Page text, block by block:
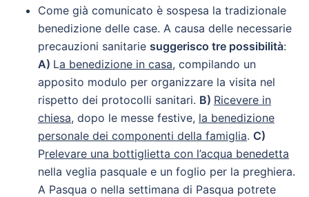
Come già comunicato è sospesa la tradizionale
benedizione delle case. A causa delle necessarie
precauzioni sanitarie suggerisco tre possibilità:
A) La benedizione in casa, compilando un
apposito modulo per organizzare la visita nel
rispetto dei protocolli sanitari. B) Ricevere in
chiesa, dopo le messe festive, la benedizione
personale dei componenti della famiglia. C)
Prelevare una bottiglietta con l’acqua benedetta
nella veglia pasquale e un foglio per la preghiera.
A Pasqua o nella settimana di Pasqua potrete